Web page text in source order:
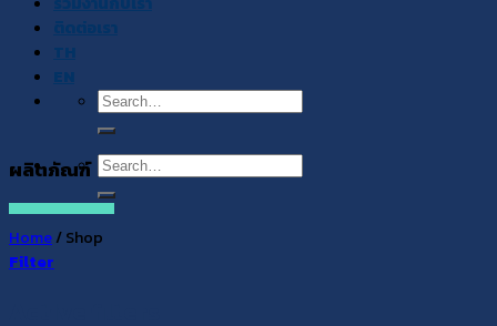
ติดต่อเรา
TH
EN
Search
for:
Search
for:
ผลิตภัณฑ์
Home/Shop
Filter